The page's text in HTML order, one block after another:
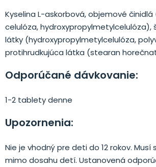
Kyselina L-askorbová, objemové
celulóza, hydroxypropylmetylcelulóza),
látky (hydroxypropylmetylcelulóza,
protihrudkujúca látka (stearan
Odporúčané dávkovanie:
1-2 tablety denne
Upozornenia:
Nie je vhodný pre deti do 12 rokov. Musí
mimo dosahu detí. Ustanovená